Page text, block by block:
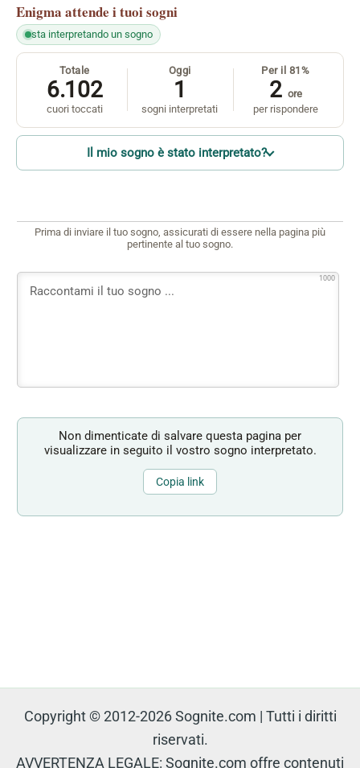
Enigma attende i tuoi sogni
sta interpretando un sogno
Totale
6.102
cuori toccati
Oggi
1
sogni interpretati
Per il 81%
2 ore
per rispondere
Il mio sogno è stato interpretato?
Prima di inviare il tuo sogno, assicurati di essere nella pagina più
pertinente al tuo sogno.
1000
Non dimenticate di salvare questa pagina per
visualizzare in seguito il vostro sogno interpretato.
Copia link
Copyright © 2012-2026 Sognite.com | Tutti i diritti
riservati.
AVVERTENZA LEGALE: Sognite.com offre contenuti